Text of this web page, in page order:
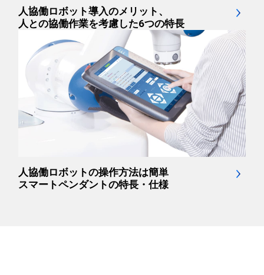
人協働ロボット導入のメリット、
人との協働作業を考慮した6つの特長
人協働ロボットの操作方法は簡単
スマートペンダントの特長・仕様